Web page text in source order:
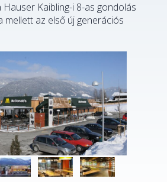
Hauser Kaibling-i 8-as gondolás
mellett az első új generációs